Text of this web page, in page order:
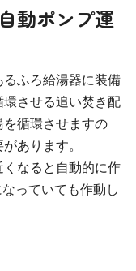
動ポンプ運
ふろ給湯器に装備
させる追い焚き配
循環させますの
あります。
なると自動的に作
っていても作動し